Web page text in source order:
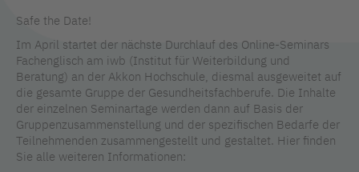
Safe the Date!
Im April startet der nächste Durchlauf des Online-Seminars
Fachenglisch am iwb (Institut für Weiterbildung und
Beratung) an der Akkon Hochschule, diesmal ausgeweitet auf
die gesamte Gruppe der Gesundheitsfachberufe. Die Inhalte
der einzelnen Seminartage werden dann auf Basis der
Gruppenzusammenstellung und der spezifischen Bedarfe der
Teilnehmenden zusammengestellt und gestaltet. Hier finden
Sie alle weiteren Informationen: